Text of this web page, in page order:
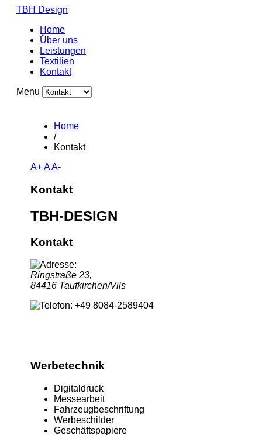
TBH Design
Home
Über uns
Leistungen
Textilien
Kontakt
Menu
Home
/
Kontakt
A+AA-
Kontakt
TBH-DESIGN
Kontakt
Ringstraße 23,
84416 Taufkirchen/Vils
+49 8084-2589404
Werbetechnik
Digitaldruck
Messearbeit
Fahrzeugbeschriftung
Werbeschilder
Geschäftspapiere